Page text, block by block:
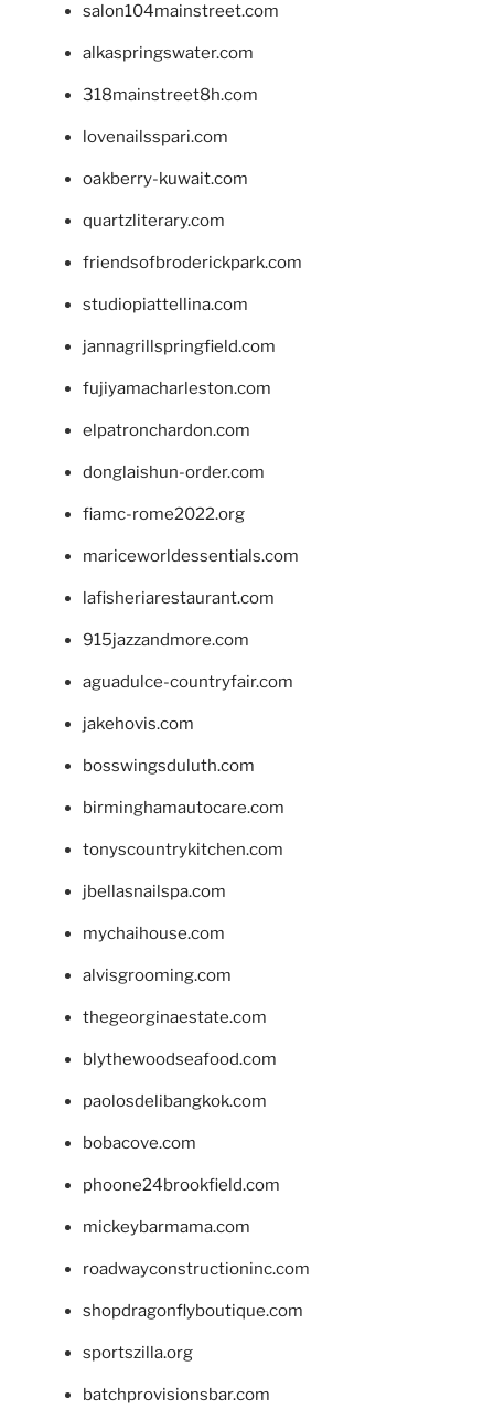
salon104mainstreet.com
alkaspringswater.com
318mainstreet8h.com
lovenailsspari.com
oakberry-kuwait.com
quartzliterary.com
friendsofbroderickpark.com
studiopiattellina.com
jannagrillspringfield.com
fujiyamacharleston.com
elpatronchardon.com
donglaishun-order.com
fiamc-rome2022.org
mariceworldessentials.com
lafisheriarestaurant.com
915jazzandmore.com
aguadulce-countryfair.com
jakehovis.com
bosswingsduluth.com
birminghamautocare.com
tonyscountrykitchen.com
jbellasnailspa.com
mychaihouse.com
alvisgrooming.com
thegeorginaestate.com
blythewoodseafood.com
paolosdelibangkok.com
bobacove.com
phoone24brookfield.com
mickeybarmama.com
roadwayconstructioninc.com
shopdragonflyboutique.com
sportszilla.org
batchprovisionsbar.com